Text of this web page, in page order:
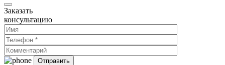
Заказать
консультацию